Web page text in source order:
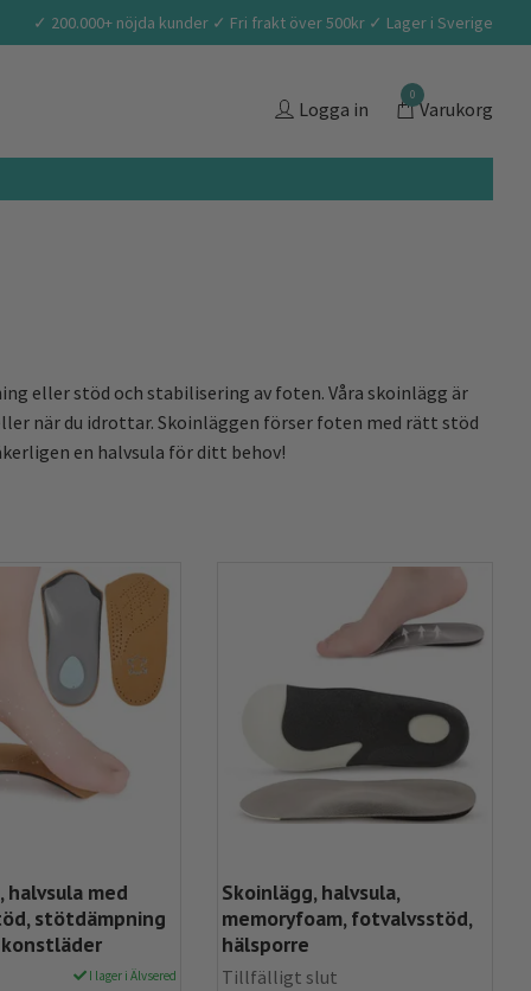
✓ 200.000+ nöjda kunder ✓ Fri frakt över 500kr ✓ Lager i Sverige
Logga in
0
Varukorg
eller stöd och stabilisering av foten. Våra skoinlägg är
när du idrottar. Skoinläggen förser foten med rätt stöd
en halvsula för ditt behov!
halvsula med
stötdämpning
I lager i Älvsered
Skoinlägg, halvsula,
memoryfoam, fotvalvsstöd,
hälsporre
Tillfälligt slut